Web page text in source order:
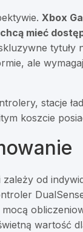
Xbox
mieć
tytuły
ale
stacje
koszcie
od
wartość